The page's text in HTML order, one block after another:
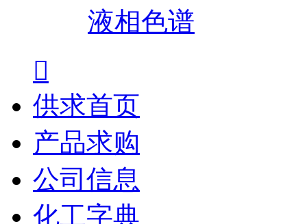
液相色谱

供求首页
产品求购
公司信息
化工字典